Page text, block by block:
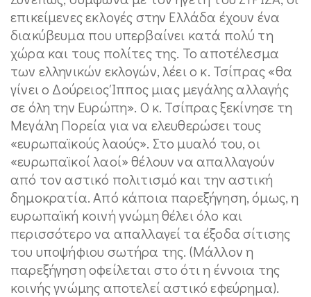
επικείμενες εκλογές στην Ελλάδα έχουν ένα
διακύβευμα που υπερβαίνει κατά πολύ τη
χώρα και τους πολίτες της. Το αποτέλεσμα
των ελληνικών εκλογών, λέει ο κ. Τσίπρας «θα
γίνει ο Δούρειος Ίππος μιας μεγάλης αλλαγής
σε όλη την Ευρώπη». Ο κ. Τσίπρας ξεκίνησε τη
Μεγάλη Πορεία για να ελευθερώσει τους
«ευρωπαϊκούς λαούς». Στο μυαλό του, οι
«ευρωπαϊκοί λαοί» θέλουν να απαλλαγούν
από τον αστικό πολιτισμό και την αστική
δημοκρατία. Από κάποια παρεξήγηση, όμως, η
ευρωπαϊκή κοινή γνώμη θέλει όλο και
περισσότερο να απαλλαγεί τα έξοδα σίτισης
του υποψήφιου σωτήρα της. (Μάλλον η
παρεξήγηση οφείλεται στο ότι η έννοια της
κοινής γνώμης αποτελεί αστικό εφεύρημα).